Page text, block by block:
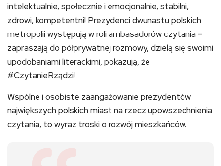
intelektualnie, społecznie i emocjonalnie, stabilni,
zdrowi, kompetentni! Prezydenci dwunastu polskich
metropolii występują w roli ambasadorów czytania –
zapraszają do półprywatnej rozmowy, dzielą się swoimi
upodobaniami literackimi, pokazują, że
#CzytanieRządzi!
Wspólne i osobiste zaangażowanie prezydentów
największych polskich miast na rzecz upowszechnienia
czytania, to wyraz troski o rozwój mieszkańców.